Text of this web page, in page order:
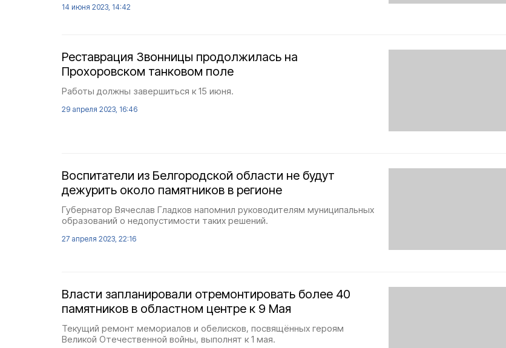
14 июня 2023, 14:42
Реставрация Звонницы продолжилась на
Прохоровском танковом поле
Работы должны завершиться к 15 июня.
29 апреля 2023, 16:46
Воспитатели из Белгородской области не будут
дежурить около памятников в регионе
Губернатор Вячеслав Гладков напомнил руководителям муниципальных
образований о недопустимости таких решений.
27 апреля 2023, 22:16
Власти запланировали отремонтировать более 40
памятников в областном центре к 9 Мая
Текущий ремонт мемориалов и обелисков, посвящённых героям
Великой Отечественной войны, выполнят к 1 мая.